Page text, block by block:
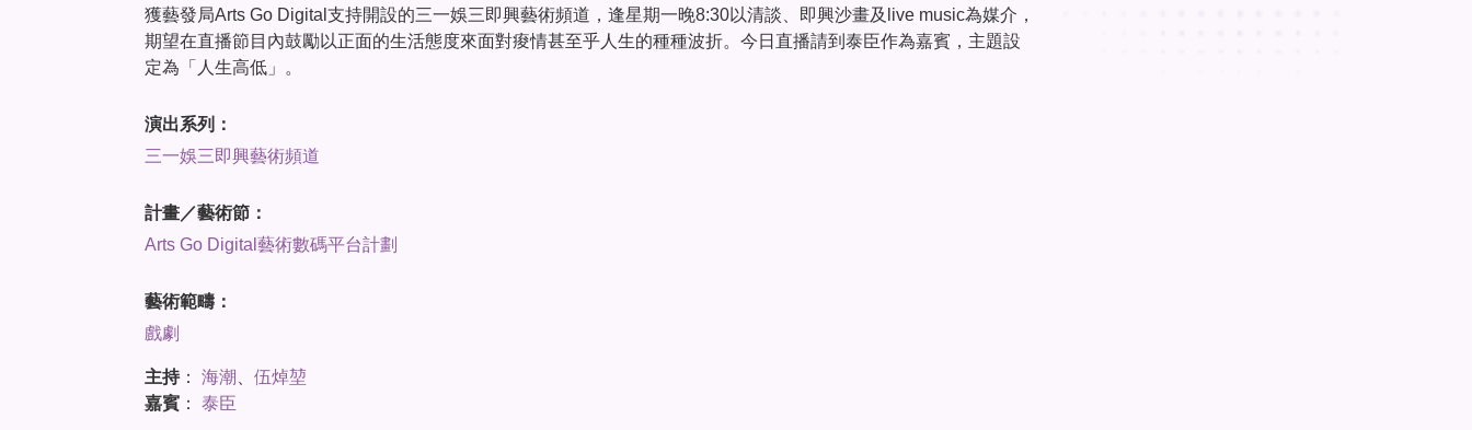
獲藝發局Arts Go Digital支持開設的三一娛三即興藝術頻道，逢星期一晚8:30以清談、即興沙畫及live music為媒介，
期望在直播節目內鼓勵以正面的生活態度來面對痠情甚至乎人生的種種波折。今日直播請到泰臣作為嘉賓，主題設
定為「人生高低」。
演出系列：
三一娛三即興藝術頻道
計畫／藝術節：
Arts Go Digital藝術數碼平台計劃
藝術範疇：
戲劇
主持： 海潮
伍焯堃
嘉賓 ： 泰臣